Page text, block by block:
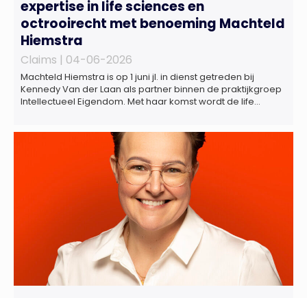
expertise in life sciences en
octrooirecht met benoeming Machteld
Hiemstra
Claims | 04-06-2026
Machteld Hiemstra is op 1 juni jl. in dienst getreden bij
Kennedy Van der Laan als partner binnen de praktijkgroep
Intellectueel Eigendom. Met haar komst wordt de life
gespecialiseerd in nationale en internationale wet- en
regelgeving relevant voor de life sciences sector en de […]